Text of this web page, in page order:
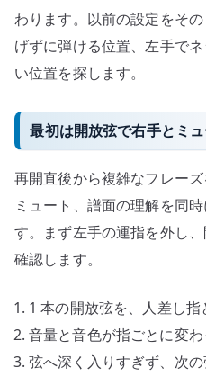
わります。以前の設定をそ
げずに弾ける位置、左手で
い位置を探します。
最初は開放弦で右手とミ
再開直後から複雑なフレーズ
ミュート、譜面の理解を同
す。まず左手の運指を外し
確認します。
1 本の開放弦を、人差し指
音量と音色が指ごとに変わ
弦へ深く入りすぎず、次